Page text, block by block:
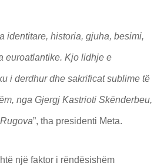
identitare, historia, gjuha, besimi,
euroatlantike. Kjo lidhje e
i derdhur dhe sakrificat sublime të
nga Gjergj Kastrioti Skënderbeu,
”, tha presidenti Meta.
një faktor i rëndësishëm